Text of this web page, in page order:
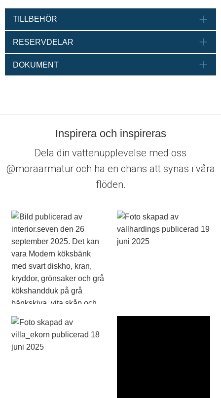
TILLBEHÖR
RESERVDELAR
DOKUMENT
Inspirera och inspireras
Dela din vattenupplevelse med oss
@moraarmatur och ha en chans att synas i våra
flöden.